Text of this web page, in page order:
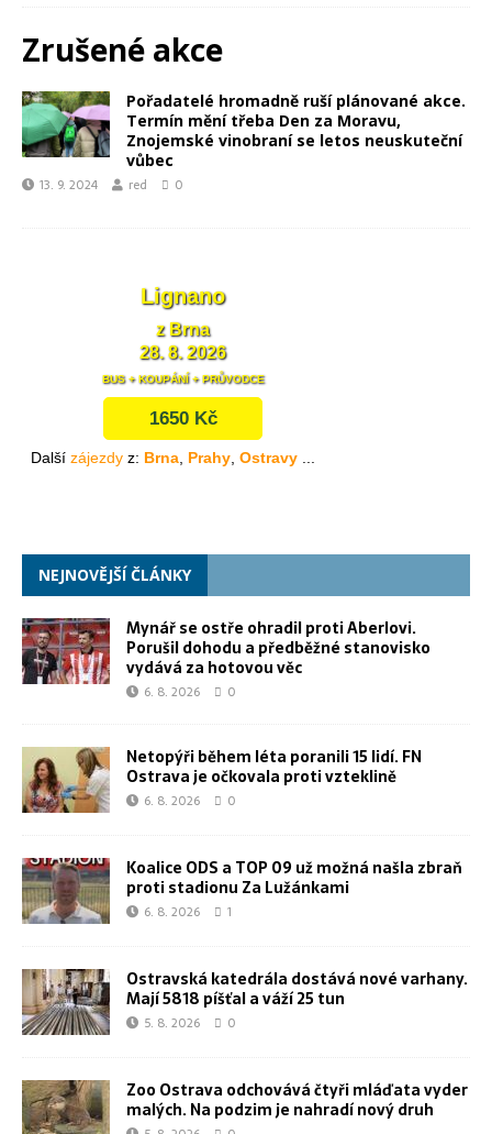
Zrušené akce
Pořadatelé hromadně ruší plánované akce.
Termín mění třeba Den za Moravu,
Znojemské vinobraní se letos neuskuteční
vůbec
13. 9. 2024 red 0
NEJNOVĚJŠÍ ČLÁNKY
Mynář se ostře ohradil proti Aberlovi.
Porušil dohodu a předběžné stanovisko
vydává za hotovou věc
6. 8. 2026 0
Netopýři během léta poranili 15 lidí. FN
Ostrava je očkovala proti vzteklině
6. 8. 2026 0
Koalice ODS a TOP 09 už možná našla zbraň
proti stadionu Za Lužánkami
6. 8. 2026 1
Ostravská katedrála dostává nové varhany.
Mají 5818 píšťal a váží 25 tun
5. 8. 2026 0
Zoo Ostrava odchovává čtyři mláďata vyder
malých. Na podzim je nahradí nový druh